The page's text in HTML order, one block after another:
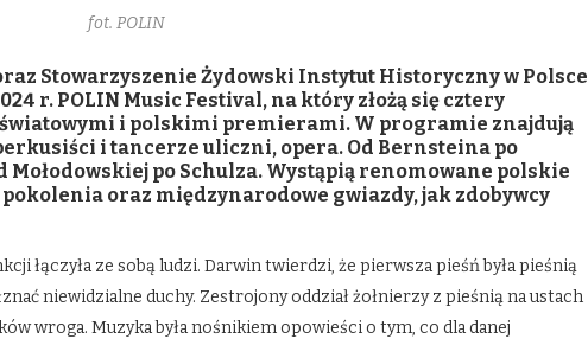
fot. POLIN
Stowarzyszenie Żydowski Instytut Historyczny w Polsce
r. POLIN Music Festival, na który złożą się cztery
i polskimi premierami. W programie znajdują
i tancerze uliczni, opera. Od Bernsteina po
Mołodowskiej po Schulza. Wystąpią renomowane polskie
oraz międzynarodowe gwiazdy, jak zdobywcy
łączyła ze sobą ludzi. Darwin twierdzi, że pierwsza pieśń była pieśnią
niewidzialne duchy. Zestrojony oddział żołnierzy z pieśnią na ustach
wroga. Muzyka była nośnikiem opowieści o tym, co dla danej